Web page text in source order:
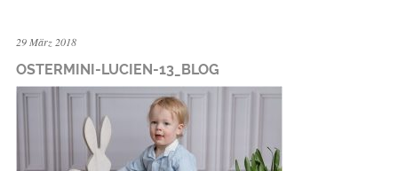
29 März 2018
OSTERMINI-LUCIEN-13_BLOG